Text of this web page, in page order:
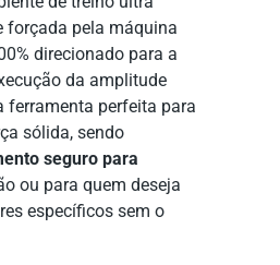
forçada pela máquina
direcionado para a
da amplitude
ferramenta perfeita para
sólida, sendo
seguro para
ou para quem deseja
específicos sem o